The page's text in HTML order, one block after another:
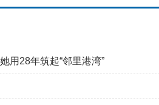
用28年筑起“邻里港湾”